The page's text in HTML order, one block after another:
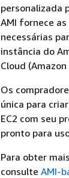
personalizada
AMI fornece
necessárias
instância do
Cloud (Amazon
Os
única para
EC2 com seu
pronto para
Para obter
consulte AMI-